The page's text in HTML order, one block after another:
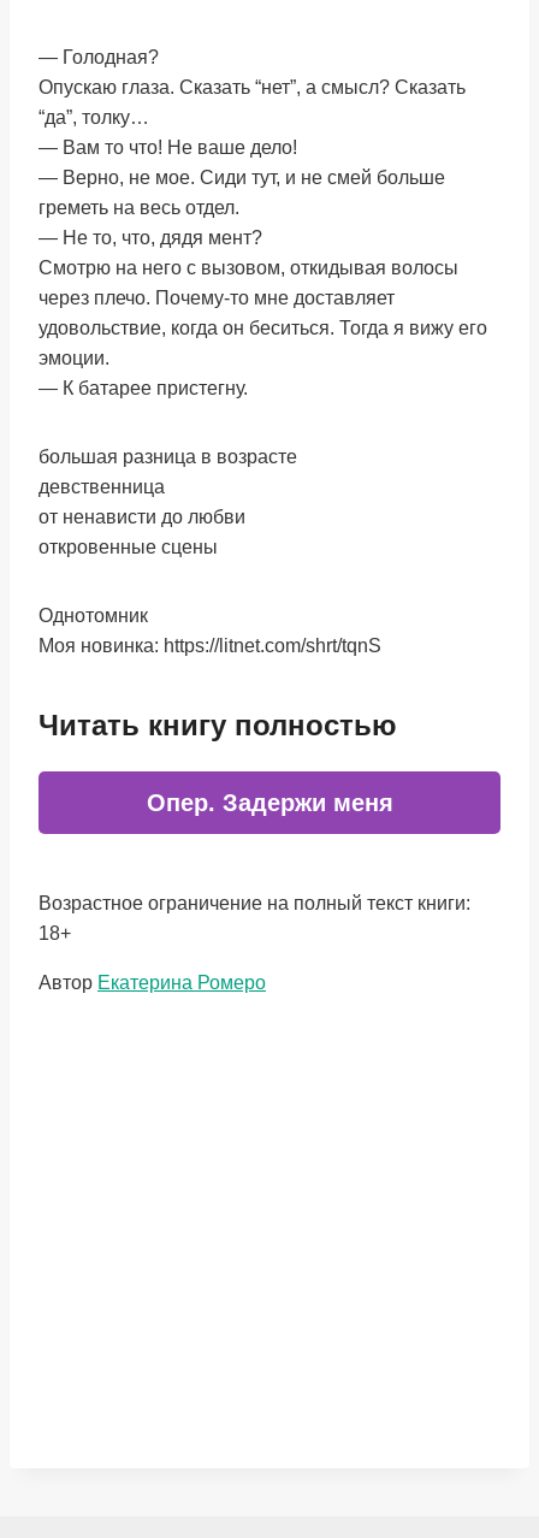
— Голодная?
Опускаю глаза. Сказать “нет”, а смысл? Сказать
“да”, толку…
— Вам то что! Не ваше дело!
— Верно, не мое. Сиди тут, и не смей больше
греметь на весь отдел.
— Не то, что, дядя мент?
Смотрю на него с вызовом, откидывая волосы
через плечо. Почему-то мне доставляет
удовольствие, когда он беситься. Тогда я вижу его
эмоции.
— К батарее пристегну.
большая разница в возрасте
девственница
от ненависти до любви
откровенные сцены
Однотомник
Моя новинка: https://litnet.com/shrt/tqnS
Читать книгу полностью
Опер. Задержи меня
Возрастное ограничение на полный текст книги:
18+
Метки
Автор Екатерина Ромеро